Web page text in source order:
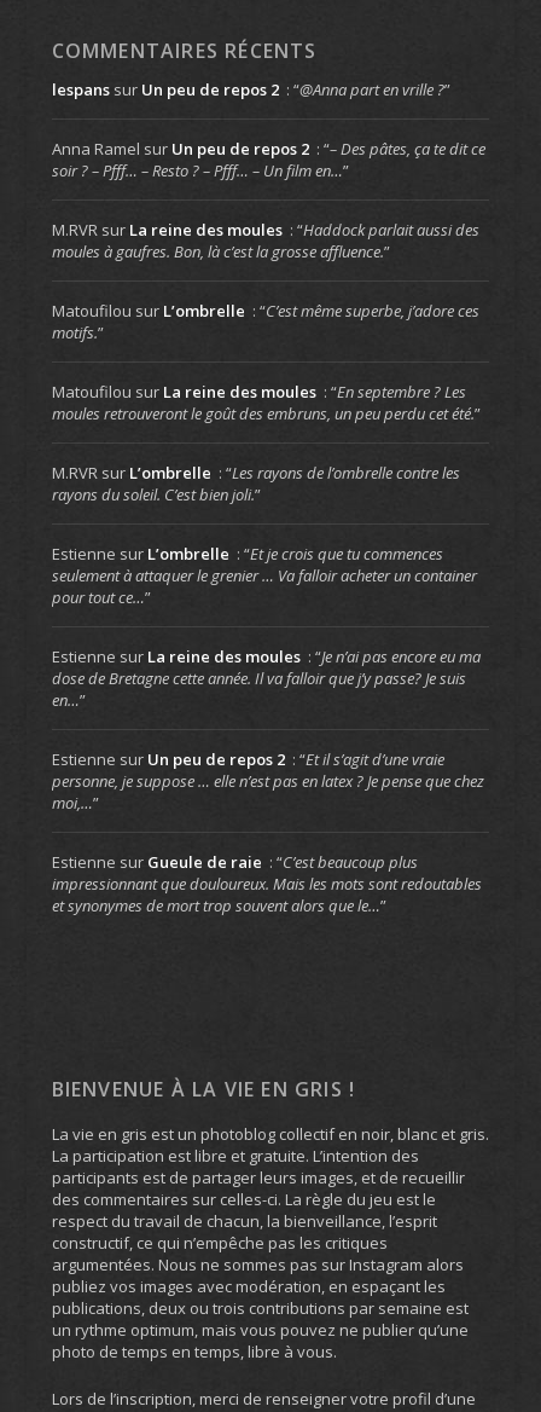
COMMENTAIRES RÉCENTS
lespanssur Un peu de repos 2 : “@Anna part en vrille ?”
Anna Ramel sur Un peu de repos 2 : “– Des pâtes, ça te dit ce
soir ? – Pfff… – Resto ? – Pfff… – Un film en…”
M.RVRsur La reine des moules : “Haddock parlait aussi des
moules à gaufres. Bon, là c’est la grosse affluence.”
Matoufilou sur L’ombrelle : “C’est même superbe, j’adore ces
motifs.”
Matoufilou sur La reine des moules : “En septembre ? Les
moules retrouveront le goût des embruns, un peu perdu cet été.”
M.RVRsur L’ombrelle : “Les rayons de l’ombrelle contre les
rayons du soleil. C’est bien joli.”
Estienne sur L’ombrelle : “Et je crois que tu commences
seulement à attaquer le grenier … Va falloir acheter un container
pour tout ce…”
Estienne sur La reine des moules : “Je n’ai pas encore eu ma
dose de Bretagne cette année. Il va falloir que j’y passe? Je suis
en…”
Estienne sur Un peu de repos 2 : “Et il s’agit d’une vraie
personne, je suppose … elle n’est pas en latex ? Je pense que chez
moi,…”
Estienne sur Gueule de raie : “C’est beaucoup plus
impressionnant que douloureux. Mais les mots sont redoutables
et synonymes de mort trop souvent alors que le…”
BIENVENUE À LA VIE EN GRIS !
La vie en gris est un photoblog collectif en noir, blanc et gris.
La participation est libre et gratuite. L’intention des
participants est de partager leurs images, et de recueillir
des commentaires sur celles-ci. La règle du jeu est le
respect du travail de chacun, la bienveillance, l’esprit
constructif, ce qui n’empêche pas les critiques
argumentées. Nous ne sommes pas sur Instagram alors
publiez vos images avec modération, en espaçant les
publications, deux ou trois contributions par semaine est
un rythme optimum, mais vous pouvez ne publier qu’une
photo de temps en temps, libre à vous.
Lors de l’inscription, merci de renseigner votre profil d’une